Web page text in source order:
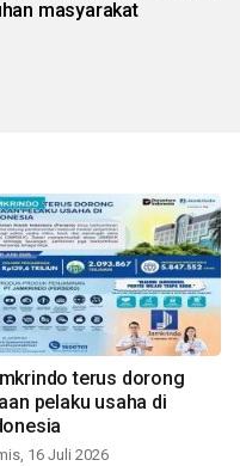
masyarakat
terus dorong
pelaku usaha di
16 Juli 2026